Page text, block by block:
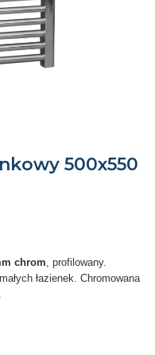
500x550
chrom, profilowany.
łazienek. Chromowana